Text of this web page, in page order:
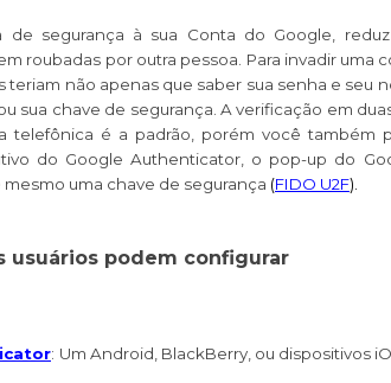
segurança à sua Conta do Google,
roubadas por outra pessoa. Para invadir uma
não apenas que saber sua senha e seu
sua chave de segurança. A verificação em
telefônica é a padrão, porém você também
do Google Authenticator, o pop-up do
uma chave de segurança (FIDO U2F).
usuários podem configurar
: Um Android, BlackBerry, ou dispositivos